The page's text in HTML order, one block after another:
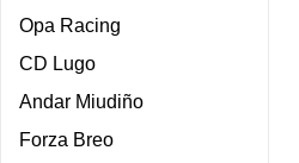
Opa Racing
CD Lugo
Andar Miudiño
Forza Breo